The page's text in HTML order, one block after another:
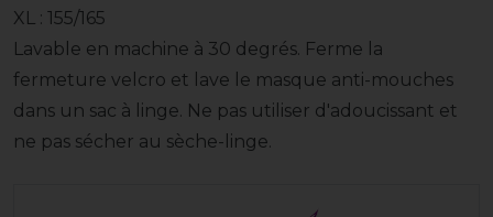
XL : 155/165
Lavable en machine à 30 degrés. Ferme la
fermeture velcro et lave le masque anti-mouches
dans un sac à linge. Ne pas utiliser d'adoucissant et
ne pas sécher au sèche-linge.